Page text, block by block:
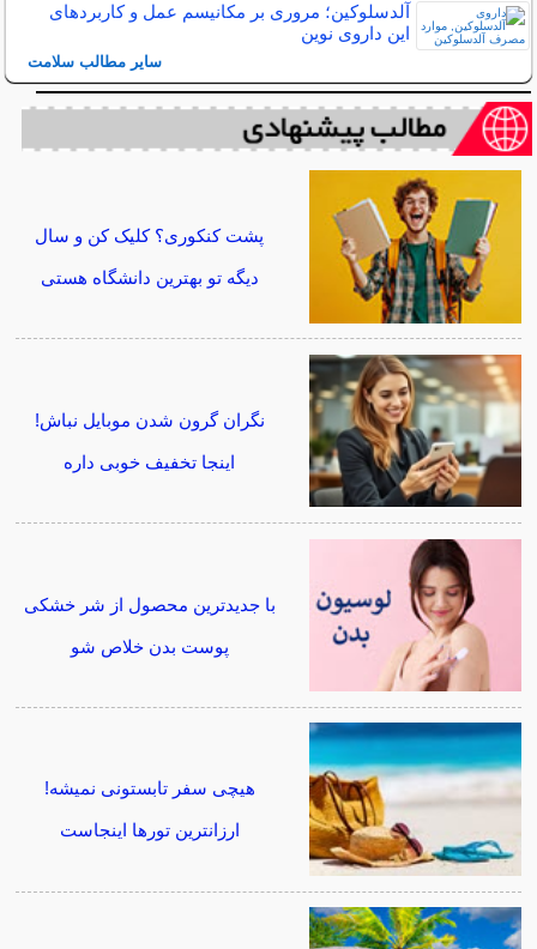
آلدسلوکین؛ مروری بر مکانیسم عمل و کاربردهای
این داروی نوین
سایر مطالب سلامت
پشت کنکوری؟ کلیک کن و سال
دیگه تو بهترین دانشگاه هستی
نگران گرون شدن موبایل نباش!
اینجا تخفیف خوبی داره
با جدیدترین محصول از شر خشکی
پوست بدن خلاص شو
هیچی سفر تابستونی نمیشه!
ارزانترین تورها اینجاست